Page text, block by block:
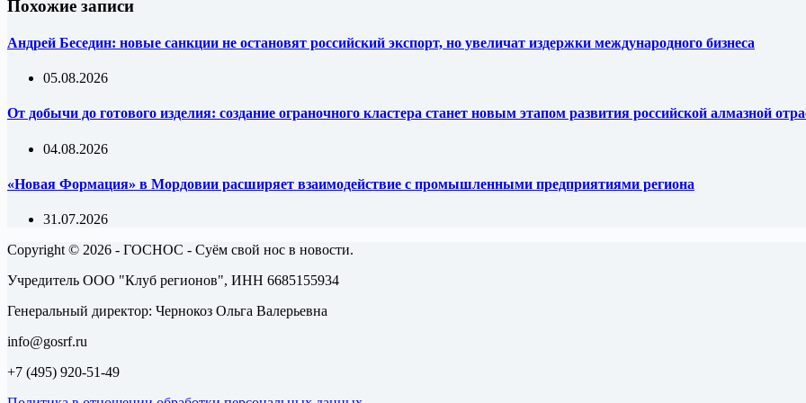
Похожие записи
Андрей Беседин: новые санкции не остановят российский экспорт, но увеличат издержки международного бизнеса
05.08.2026
От добычи до готового изделия: создание ограночного кластера станет новым этапом развития российской алмазной
04.08.2026
«Новая Формация» в Мордовии расширяет взаимодействие с промышленными предприятиями региона
31.07.2026
Copyright © 2026 - ГОСНОС - Суём свой нос в новости.
Учредитель ООО "Клуб регионов", ИНН 6685155934
Генеральный директор: Чернокоз Ольга Валерьевна
info@gosrf.ru
+7 (495) 920-51-49